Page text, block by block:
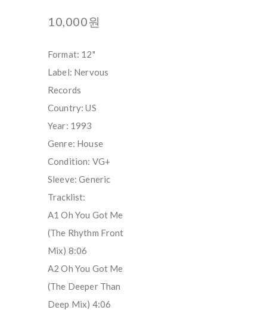
10,000원
Format: 12"
Label: Nervous
Records
Country: US
Year: 1993
Genre: House
Condition: VG+
Sleeve: Generic
Tracklist:
A1 Oh You Got Me
(The Rhythm Front
Mix) 8:06
A2 Oh You Got Me
(The Deeper Than
Deep Mix) 4:06